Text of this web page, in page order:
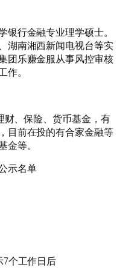
银行金融专业理学硕士。
湖南湘西新闻电视台等实
团乐赚金服从事风控审核
。
财、保险、货币基金，有
目前在投的有合家金融等
金等。
示名单
个工作日后